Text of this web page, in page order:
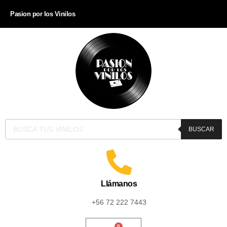
Pasion por los Vinilos
BUSCAR
Llámanos
+56 72 222 7443